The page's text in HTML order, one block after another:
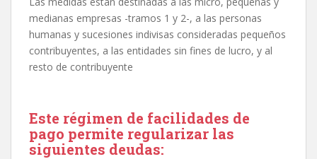
medianas empresas -tramos 1 y 2-, a las personas
humanas y sucesiones indivisas consideradas pequeños
contribuyentes, a las entidades sin fines de lucro, y al
resto de contribuyente
Este régimen de facilidades de
pago permite regularizar las
siguientes deudas: